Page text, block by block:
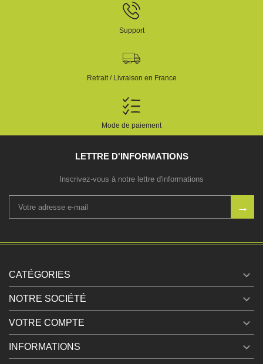
Support
Retrait / Livraison en France
Mode de paiement
LETTRE D'INFORMATIONS
Inscrivez-vous à notre lettre d'informations
CATÉGORIES 
NOTRE SOCIÉTÉ 
VOTRE COMPTE 
INFORMATIONS 